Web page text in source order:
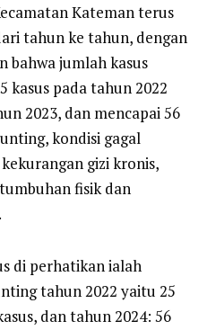
Kateman terus
tahun ke tahun, dengan
bahwa jumlah kasus
kasus pada tahun 2022
2023, dan mencapai 56
kondisi gagal
gizi kronis,
fisik dan
di perhatikan ialah
tahun 2022 yaitu 25
dan tahun 2024: 56